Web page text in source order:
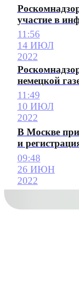
участие в
11:56
14 ИЮЛ
2022
немецкой
11:49
10 ИЮЛ
2022
В Москве
и
09:48
26 ИЮН
2022